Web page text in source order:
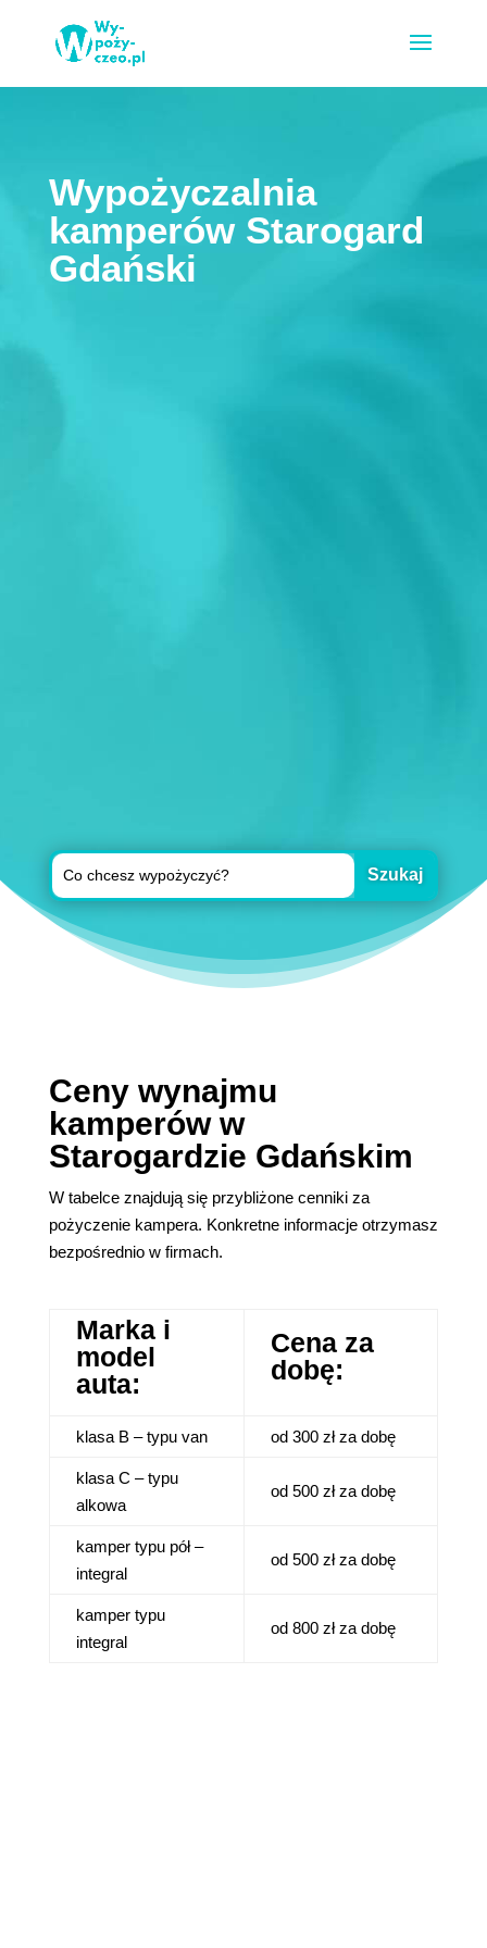
Wypożyczalnia
kamperów Starogard
Gdański
Ceny wynajmu
kamperów w
Starogardzie Gdańskim
W tabelce znajdują się przybliżone cenniki za
pożyczenie kampera. Konkretne informacje otrzymasz
bezpośrednio w firmach.
Marka i
model
auta:
Cena za
dobę:
klasa B – typu van od 300 zł za dobę
klasa C – typu
alkowa
od 500 zł za dobę
kamper typu pół –
integral
od 500 zł za dobę
kamper typu
integral
od 800 zł za dobę